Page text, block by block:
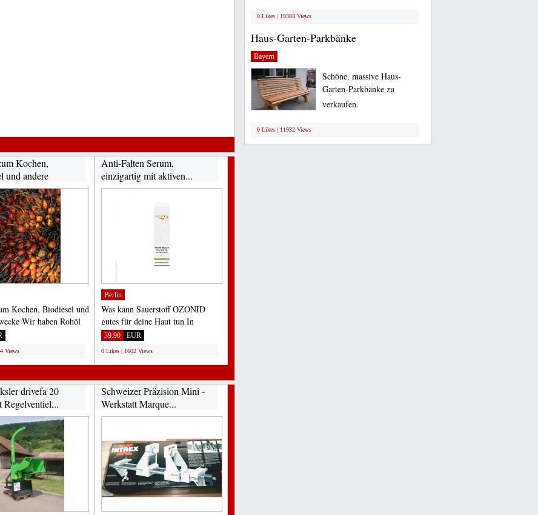
Kochen,
und andere
Kochen, Biodiesel und
Wir haben Rohöl
Öl...
Views
Anti-Falten Serum,
einzigartig mit aktiven...
Berlin
Was kann Sauerstoff OZONID
gutes für deine Haut tun In
Verbindung mit unserem
39.90 EUR
0 Likes | 1602 Views
drivefa 20
Regelventiel...
Schweizer Präzision Mini -
Werkstatt Marque...
0 Likes | 19383 Views
Haus-Garten-Parkbänke
Bayern
Schöne, massive Haus-
Garten-Parkbänke zu
verkaufen.
0 Likes | 11932 Views